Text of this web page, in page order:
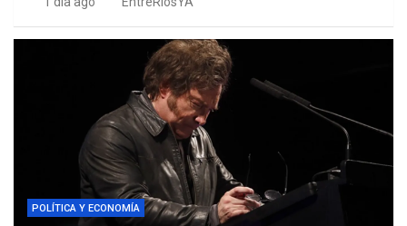
POLÍTICA Y ECONOMÍA